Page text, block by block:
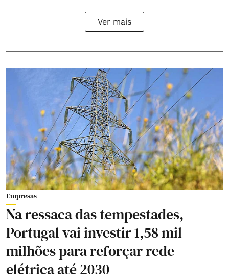
Ver mais
Empresas
Na ressaca das tempestades,
Portugal vai investir 1,58 mil
milhões para reforçar rede
elétrica até 2030